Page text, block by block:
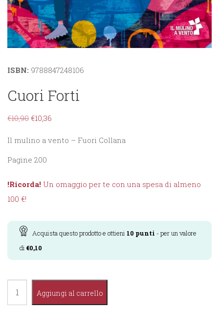
ISBN: 9788847248106
Cuori Forti
€10,90 €10,36
Il mulino a vento – Fuori Collana
Pagine 200
!Ricorda! Un omaggio per te con una spesa di almeno
100 €!
Acquista questo prodotto e ottieni 10 punti - per un valore
di €0,10
Aggiungi al carrello